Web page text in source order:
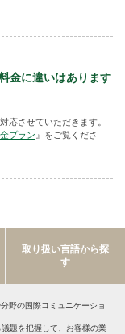
金に違いはあります
応させていただきます。
プラン 』をご覧くださ
取り扱い言語から探
す
野の国際コミュニケーショ
題を把握して、お客様の業